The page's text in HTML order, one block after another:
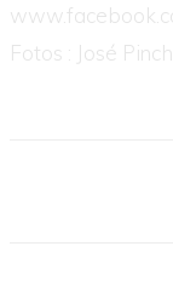
Fotos : José